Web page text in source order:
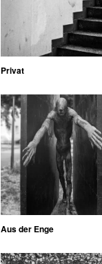
Privat
Aus der Enge